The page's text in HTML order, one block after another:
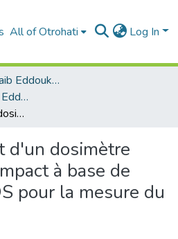
All of Otrohati Log In
Université Chouaib Eddoukali - El Jadida
CEDoc - Univ Chouaib Eddoukali
Développement d'un dosimètre électronique compact à base de capteures CMOS pour la mesure du radon
d'un dosimètre
à base de
pour la mesure du